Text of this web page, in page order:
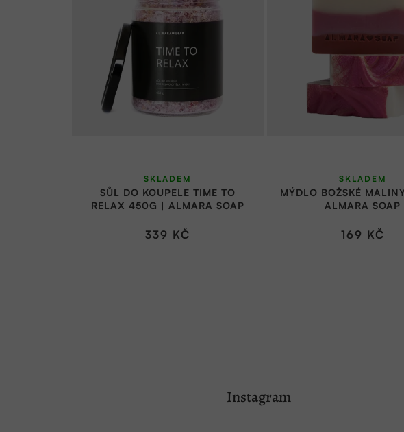
SŮL DO KOUPELE TIME TO
RELAX 450G | ALMARA SOAP
SKLADEM
339 KČ
MÝDLO BOŽSKÉ
ALMARA SOAP
SKLADEM
169 KČ
Instagram